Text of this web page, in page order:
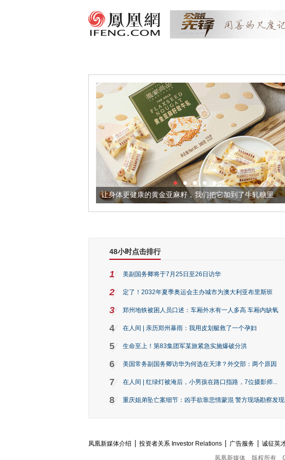
让身体更健康的黄金亚麻籽，我们把它加到了牛轧糖里
48小时点击排行
1 美副国务卿将于7月25日至26日访华
2 定了！2032年夏季奥运会主办城市为澳大利亚布里斯班
3 郑州地铁被困人员口述：车厢外水有一人多高 车厢内缺氧
4 在人间 | 亲历郑州暴雨：我用皮划艇救了一个孕妇
5 生命至上！第83集团军某旅紧急实施爆破分洪
6 美国常务副国务卿访华为何选在天津？外交部：两个原因
7 在人间 | 红绿灯被淹后，小男孩在路口指路，7位摄影师...
8 重庆姐弟坠亡案细节：凶手欲靠悲情蒙混 警方现场勘察发
凤凰新媒体介绍 投资者关系 Investor Relations 广告服务 诚征英
凤凰新媒体
版权所有